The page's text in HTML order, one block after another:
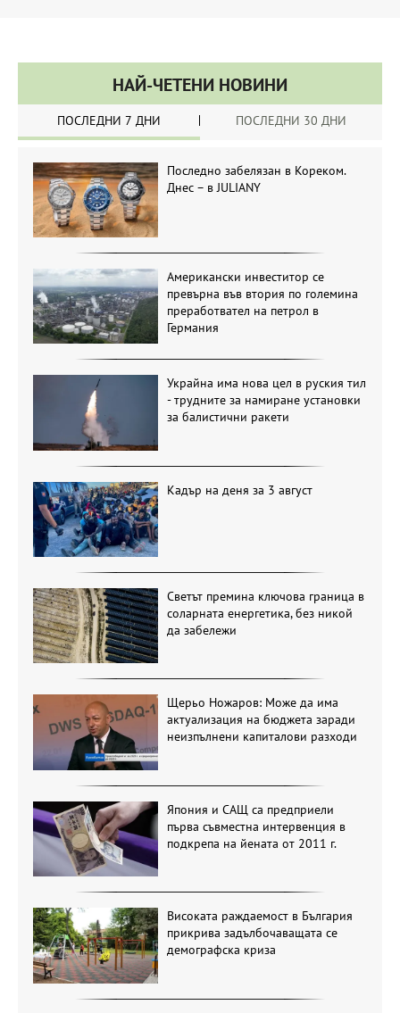
НАЙ-ЧЕТЕНИ НОВИНИ
ПОСЛЕДНИ 7 ДНИ ПОСЛЕДНИ 30 ДНИ
Последно забелязан в Кореком.
Днес – в JULIANY
Американски инвеститор се
превърна във втория по големина
преработвател на петрол в
Германия
Украйна има нова цел в руския тил
- трудните за намиране установки
за балистични ракети
Кадър на деня за 3 август
Светът премина ключова граница в
соларната енергетика, без никой
да забележи
Щерьо Ножаров: Може да има
актуализация на бюджета заради
неизпълнени капиталови разходи
Япония и САЩ са предприели
първа съвместна интервенция в
подкрепа на йената от 2011 г.
Високата раждаемост в България
прикрива задълбочаващата се
демографска криза